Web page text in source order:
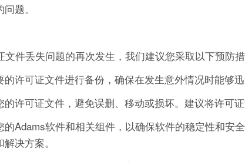
题。
文件丢失问题的再次发生，我们建议您采取以下预防措
许可证文件进行备份，确保在发生意外情况时能够迅
许可证文件，避免误删、移动或损坏。建议将许可
Adams软件和相关组件，以确保软件的稳定性和安
决方案。